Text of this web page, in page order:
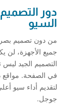
دور
السيو
من دون تصميم
جميع الأجهزة، لن
التصميم الجيد ليس
في الصفحة. مواقع
جوجل.